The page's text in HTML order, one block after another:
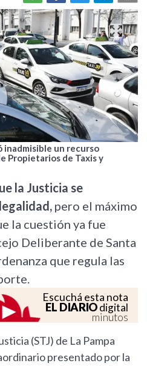
inadmisible un recurso
Propietarios de Taxis y
la Justicia se
pero el máximo
la cuestión ya fue
Deliberante de Santa
que regula las
Escuchá esta nota
EL DIARIOdigital
minutos
(STJ) de La Pampa
presentado por la